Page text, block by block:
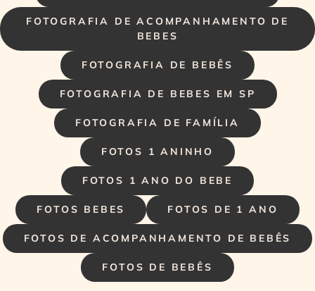
FOTOGRAFIA DE ACOMPANHAMENTO DE
BEBES
FOTOGRAFIA DE BEBÊS
FOTOGRAFIA DE BEBES EM SP
FOTOGRAFIA DE FAMÍLIA
FOTOS 1 ANINHO
FOTOS 1 ANO DO BEBE
FOTOS BEBES FOTOS DE 1 ANO
FOTOS DE ACOMPANHAMENTO DE BEBÊS
FOTOS DE BEBÊS